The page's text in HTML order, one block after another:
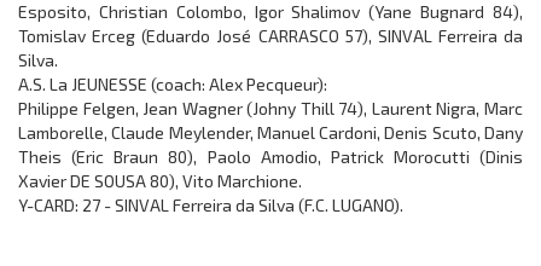
Esposito, Christian Colombo, Igor Shalimov (Yane Bugnard 84),
Tomislav Erceg (Eduardo José CARRASCO 57), SINVAL Ferreira da
Silva.
A.S. La JEUNESSE (coach: Alex Pecqueur):
Philippe Felgen, Jean Wagner (Johny Thill 74), Laurent Nigra, Marc
Lamborelle, Claude Meylender, Manuel Cardoni, Denis Scuto, Dany
Theis (Eric Braun 80), Paolo Amodio, Patrick Morocutti (Dinis
Xavier DE SOUSA 80), Vito Marchione.
Y-CARD: 27 - SINVAL Ferreira da Silva (F.C. LUGANO).